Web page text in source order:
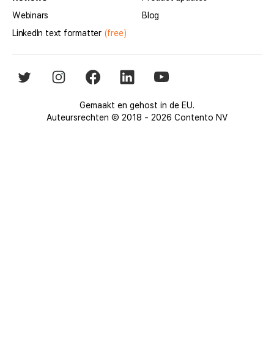
Webinars
LinkedIn text formatter(free)
Blog
Gemaakt en gehost in de EU.
Auteursrechten © 2018 - 2026 Contento NV